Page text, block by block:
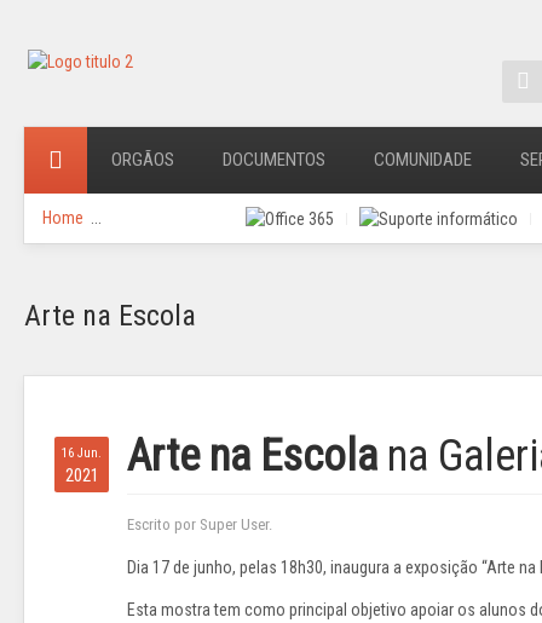
ORGÃOS DOCUMENTOS COMUNIDADE
Home
Arte na Escola
16 Jun.
2021 Arte na Escola na
Escrito por Super User.
Dia 17 de junho, pelas 18h30, inaugura a exposição “Arte
Esta mostra tem como principal objetivo apoiar os alunos